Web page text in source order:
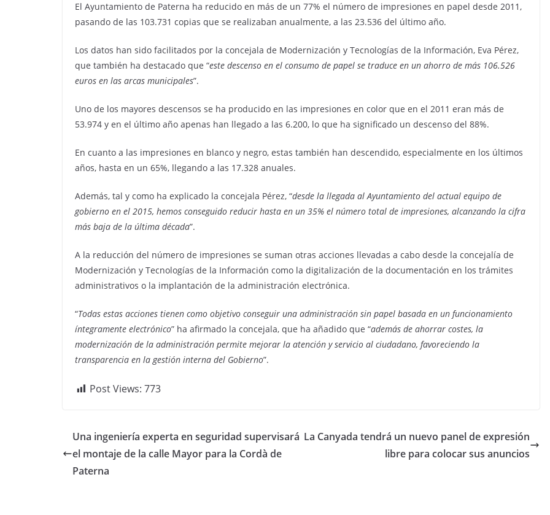
El Ayuntamiento de Paterna ha reducido en más de un 77% el número de impresiones en papel desde 2011,
pasando de las 103.731 copias que se realizaban anualmente, a las 23.536 del último año.
Los datos han sido facilitados por la concejala de Modernización y Tecnologías de la Información, Eva Pérez,
que también ha destacado que “este descenso en el consumo de papel se traduce en un ahorro de más 106.526
euros en las arcas municipales”.
Uno de los mayores descensos se ha producido en las impresiones en color que en el 2011 eran más de
53.974 y en el último año apenas han llegado a las 6.200, lo que ha significado un descenso del 88%.
En cuanto a las impresiones en blanco y negro, estas también han descendido, especialmente en los últimos
años, hasta en un 65%, llegando a las 17.328 anuales.
Además, tal y como ha explicado la concejala Pérez, “desde la llegada al Ayuntamiento del actual equipo de
gobierno en el 2015, hemos conseguido reducir hasta en un 35% el número total de impresiones, alcanzando la cifra
más baja de la última década”.
A la reducción del número de impresiones se suman otras acciones llevadas a cabo desde la concejalía de
Modernización y Tecnologías de la Información como la digitalización de la documentación en los trámites
administrativos o la implantación de la administración electrónica.
“Todas estas acciones tienen como objetivo conseguir una administración sin papel basada en un funcionamiento
íntegramente electrónico” ha afirmado la concejala, que ha añadido que “además de ahorrar costes, la
modernización de la administración permite mejorar la atención y servicio al ciudadano, favoreciendo la
transparencia en la gestión interna del Gobierno”.
Post Views: 773
Una ingeniería experta en seguridad supervisará
el montaje de la calle Mayor para la Cordà de
Paterna
La Canyada tendrá un nuevo panel de expresión
libre para colocar sus anuncios